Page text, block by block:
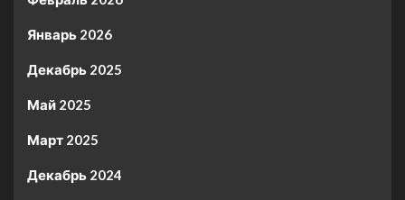
Январь 2026
Декабрь 2025
Май 2025
Март 2025
Декабрь 2024